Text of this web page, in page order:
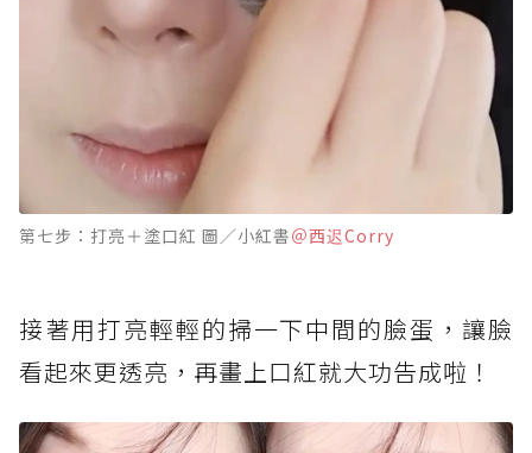
第七步：打亮＋塗口紅 圖／小紅書＠西迟Corry
接著用打亮輕輕的掃一下中間的臉蛋，讓臉
看起來更透亮，再畫上口紅就大功告成啦！